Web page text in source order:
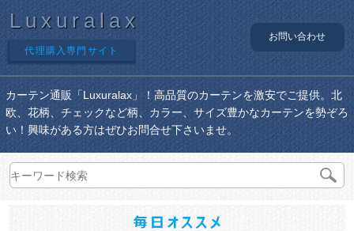
Luxuralax
代理購入専門サイト
お問い合わせ
カーテン通販「Luxuralax」！高品質のカーテンを激安でご提供。北
欧、花柄、チェックなど柄、カラー、サイズ豊かなカーテンを勢ぞろ
い！興味がある方はぜひお問合せ下さいませ。